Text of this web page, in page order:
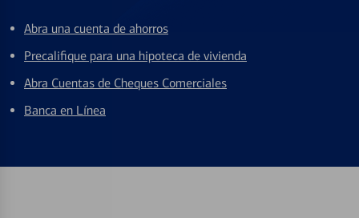
Abra una cuenta de ahorros
Precalifique para una hipoteca de vivienda
Abra Cuentas de Cheques Comerciales
Banca en Línea